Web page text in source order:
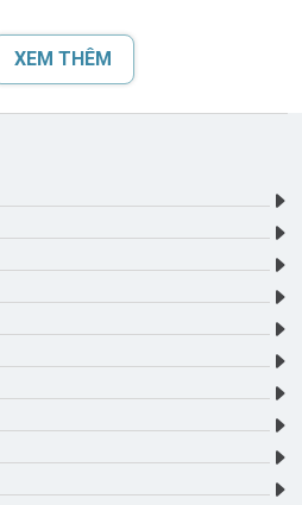
điều hành, truy
XEM THÊM